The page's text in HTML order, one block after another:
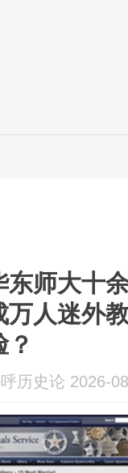
东师大十
万人迷外
？
历史论 2026-